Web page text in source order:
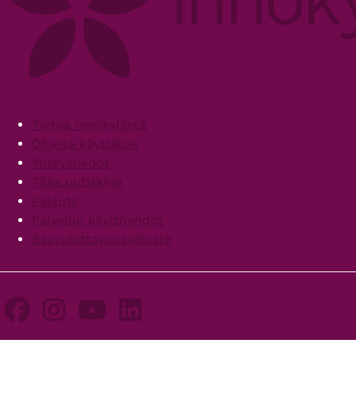
FooterTietoa Innokylästä
Ohjeita käyttäjille
Yhteystiedot
Tilaa uutiskirje
Palaute
Palvelun käyttöehdot
Saavutettavuusseloste